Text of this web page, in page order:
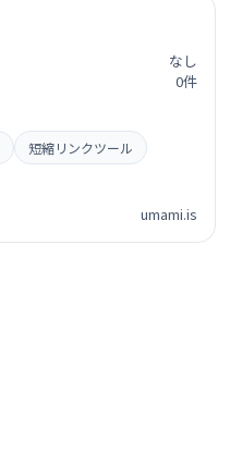
なし
0件
短縮リンクツール
umami.is